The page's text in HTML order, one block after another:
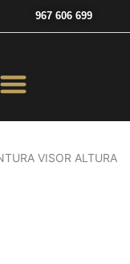
967 606 699
VISOR ALTURA